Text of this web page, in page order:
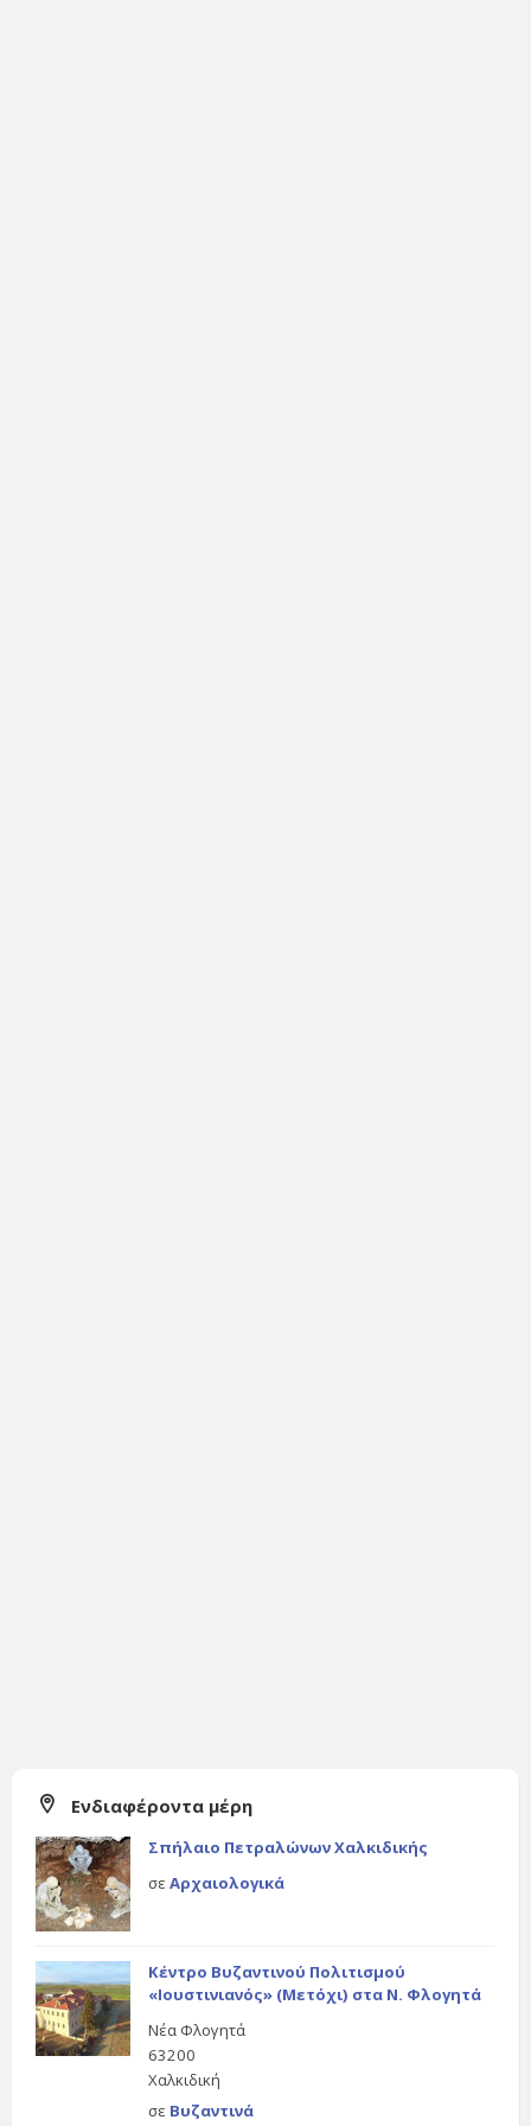
Ενδιαφέροντα μέρη
Σπήλαιο Πετραλώνων Χαλκιδικής
σε Αρχαιολογικά
Κέντρο Βυζαντινού Πολιτισμού
«Ιουστινιανός» (Μετόχι) στα Ν. Φλογητά
Νέα Φλογητά
63200
Χαλκιδική
σε Βυζαντινά